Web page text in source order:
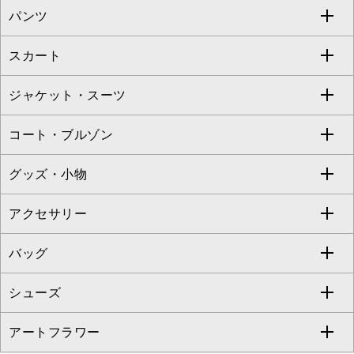
カットソー・Tシャツ
ブラウス・シャツ
ニット・セーター
カーディガン
アンサンブルセット
ベスト・ジレ
パーカー
タンクトップ・キャミソール
スウェット・ジャージー
すべてのワンピース・ドレス
ワンピース
ドレス
チュニック
ジャンパースカート
その他のワンピース・ドレス
パンツ
すべてのパンツ
フルレングスパンツ
クロップド・半端丈パンツ
ガウチョ・ワイドパンツ
ハーフ・ショート丈パンツ
サロペット・オールインワン
その他のパンツ
スカート
すべてのスカート
ロング・マキシ丈スカート
ひざ丈スカート
ミモレ丈スカート
ショート・ミニ丈スカート
その他のスカート
ジャケット・スーツ
すべてのジャケット・スーツ
テーラードジャケット
ノーカラージャケット
セットアップ
セットアップジャケット
セットアップパンツ
コート・ブルゾン
すべてのコート・ブルゾン
トレンチコート
ピーコート
ダッフルコート
チェスターコート
グッズ・小物
すべてのグッズ・小物
マスク
ストール・マフラー・スヌード
ベルト・サスペンダー
アクセサリー
すべてのアクセサリー
ネックレス
ピアス・イヤリング
バッグ
すべてのバッグ
トートバッグ
シューズ
すべてのシューズ
アートフラワー